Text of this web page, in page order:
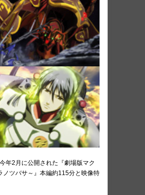
年2月に公開された『劇場版マク
ノツバサ～』本編約115分と映像特